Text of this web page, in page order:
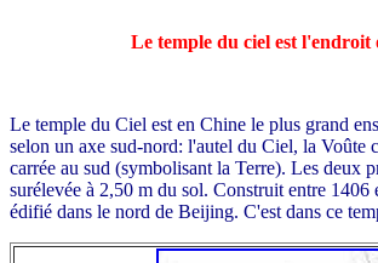
Le temple du ciel est l'endroit
Le temple du Ciel est en Chine le plus grand
selon un axe sud-nord: l'autel du Ciel, la Voûte
carrée au sud (symbolisant la Terre). Les deux
surélevée à 2,50 m du sol. Construit entre
édifié dans le nord de Beijing. C'est dans ce